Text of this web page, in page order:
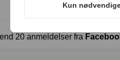
20 anmeldelser fra
Kun